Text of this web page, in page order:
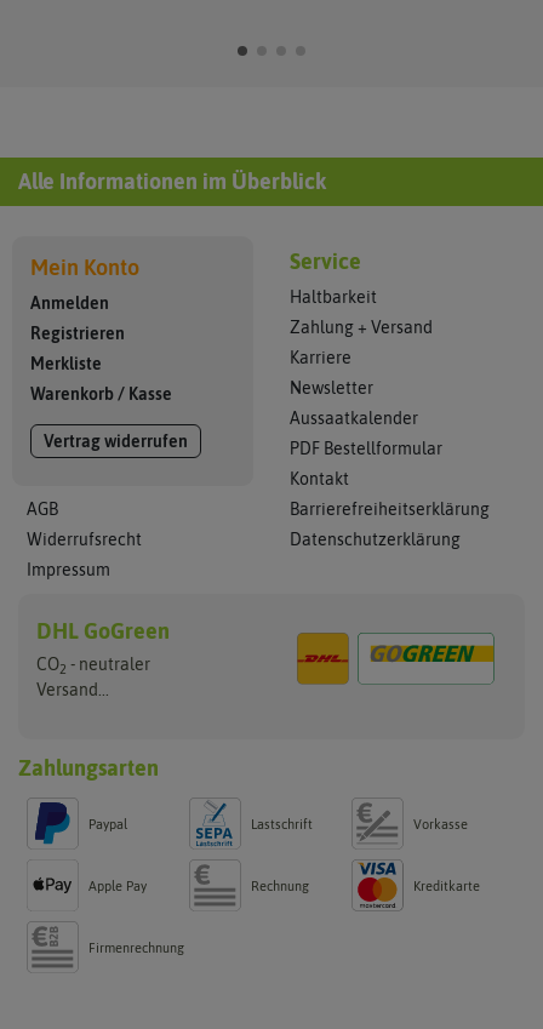
Alle Informationen im Überblick
Mein Konto
Anmelden
Registrieren
Merkliste
Warenkorb / Kasse
Vertrag widerrufen
AGB
Widerrufsrecht
Impressum
Service
Haltbarkeit
Zahlung + Versand
Karriere
Newsletter
Aussaatkalender
PDF Bestellformular
Kontakt
Barrierefreiheitserklärung
Datenschutzerklärung
DHL GoGreen
CO2 - neutraler
Versand...
Zahlungsarten
Paypal Lastschrift Vorkasse
Apple Pay Rechnung Kreditkarte
Firmenrechnung